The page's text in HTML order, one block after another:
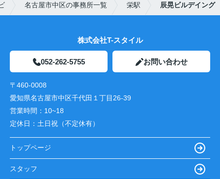
名古屋市中区の事務所一覧 栄駅 辰晃ビルデイング
株式会社T-スタイル
052-262-5755 お問い合わせ
〒460-0008
愛知県名古屋市中区千代田１丁目26-39
営業時間： 10~18
定休日： 土日祝（不定休有）
トップページ
スタッフ